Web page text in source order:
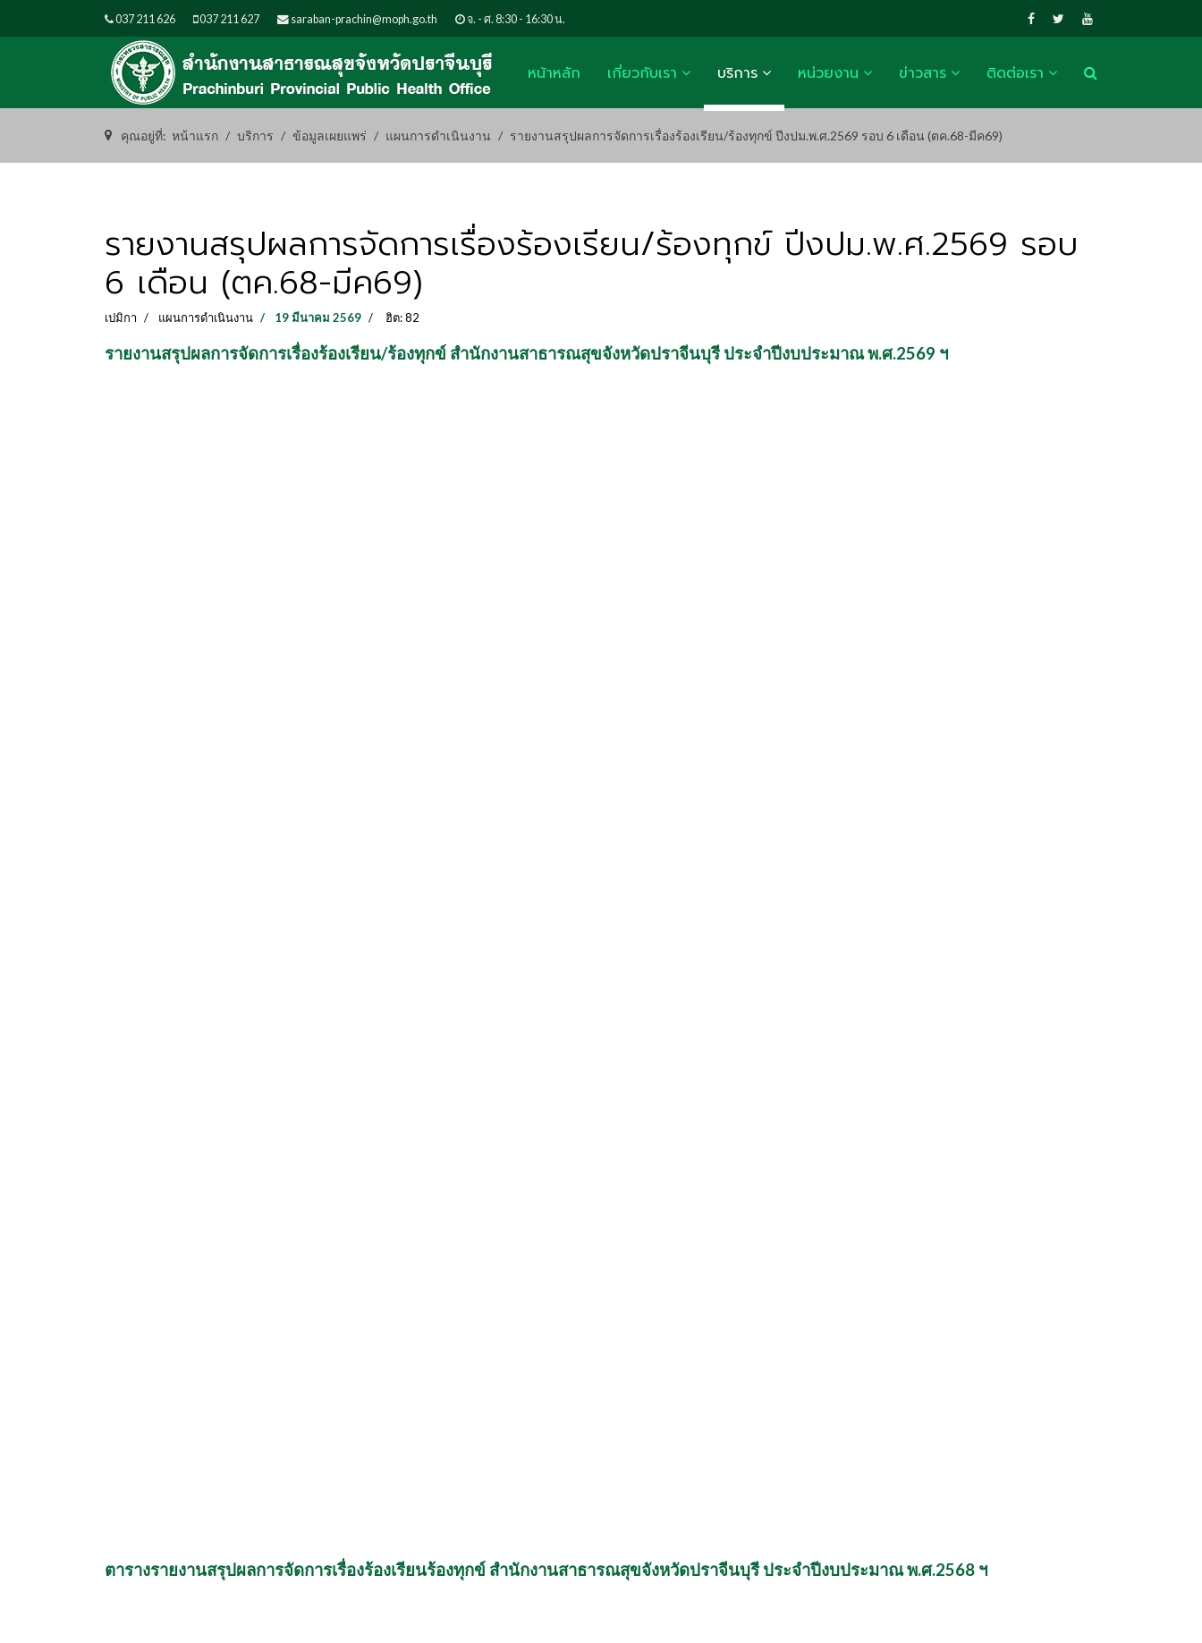
037 211 626 037 211 627 saraban-prachin@moph.go.th จ. - ศ. 8:30 - 16:30 น.
หน้าหลัก เกี่ยวกับเรา บริการ หน่วยงาน ข่าวสาร ติดต่อเรา
คุณอยู่ที่: หน้าแรก บริการ ข้อมูลเผยแพร่ แผนการดำเนินงาน รายงานสรุปผลการจัดการเรื่องร้องเรียน/ร้องทุกข์ ปีงปม.พ.ศ.2569 รอบ 6 เดือน (ตค.68-มีค69)
รายงานสรุปผลการจัดการเรื่องร้องเรียน/ร้องทุกข์ ปีงปม.พ.ศ.2569 รอบ
6 เดือน (ตค.68-มีค69)
เปมิกา แผนการดำเนินงาน 19 มีนาคม 2569 ฮิต: 82
รายงานสรุปผลการจัดการเรื่องร้องเรียน/ร้องทุกข์ สำนักงานสาธารณสุขจังหวัดปราจีนบุรี ประจำปีงบประมาณ พ.ศ.2569 ฯ
ตารางรายงานสรุปผลการจัดการเรื่องร้องเรียนร้องทุกข์ สำนักงานสาธารณสุขจังหวัดปราจีนบุรี ประจำปีงบประมาณ พ.ศ.2568 ฯ